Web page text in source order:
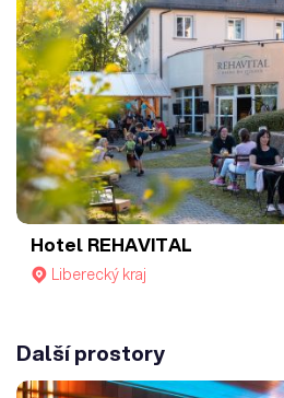
Hotel REHAVITAL
Liberecký kraj
Další prostory